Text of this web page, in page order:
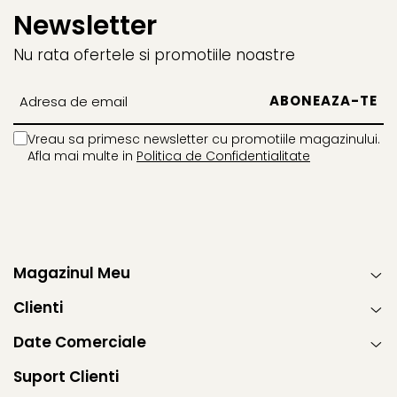
acesteia se face inainte de a fi tiparita.
Newsletter
Nu rata ofertele si promotiile noastre
Vreau sa primesc newsletter cu promotiile magazinului.
Afla mai multe in Politica de Confidentialitate
Magazinul Meu
Clienti
Date Comerciale
Suport Clienti